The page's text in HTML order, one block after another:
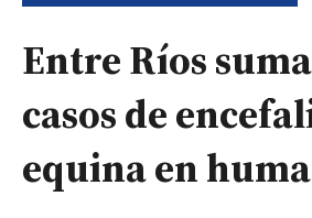
Entre Ríos
casos de
equina en